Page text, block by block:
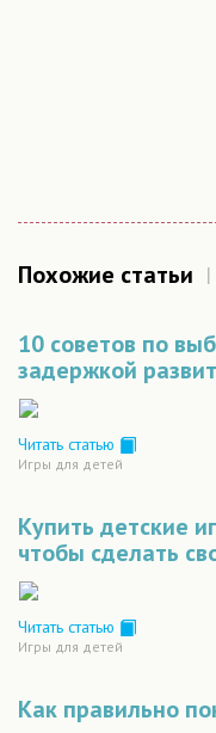
Похожие статьи |
10 советов по
задержкой
Читать статью
Игры для детей
Купить детские
чтобы сделать
Читать статью
Игры для детей
Как правильно